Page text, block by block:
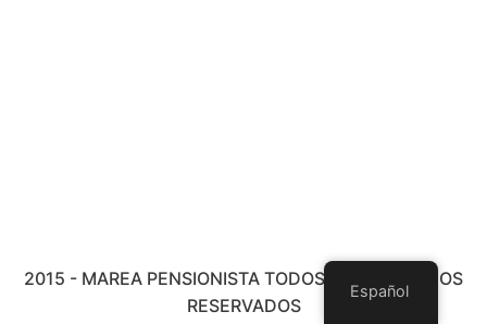
2015 - MAREA PENSIONISTA TODOS LOS DERECHOS
RESERVADOS
Español